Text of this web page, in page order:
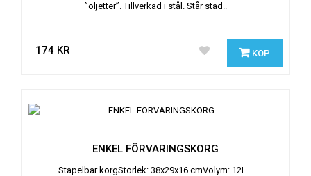
”öljetter”. Tillverkad i stål. Står stad..
174 KR KÖP
ENKEL FÖRVARINGSKORG
Stapelbar korgStorlek: 38x29x16 cmVolym: 12L ..